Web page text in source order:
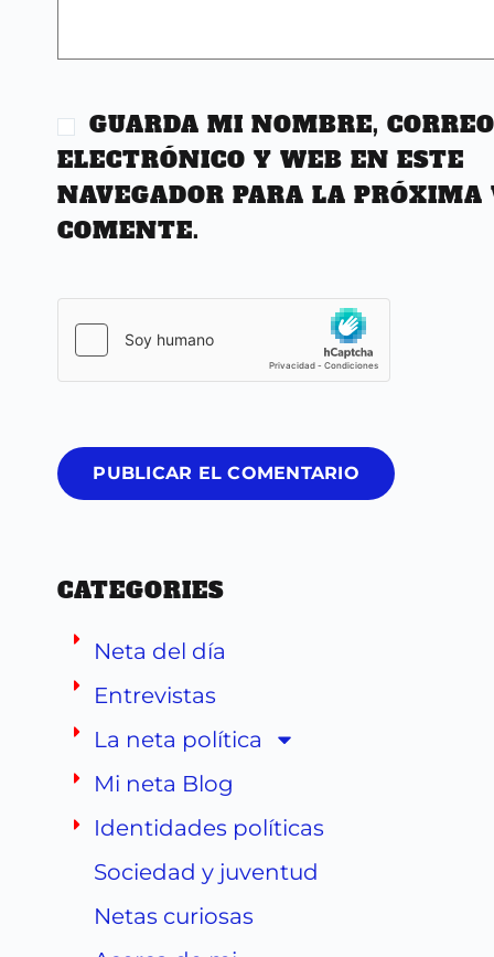
GUARDA MI NOMBRE, CORREO
ELECTRÓNICO Y WEB EN ESTE
NAVEGADOR PARA LA PRÓXIMA
COMENTE.
PUBLICAR EL COMENTARIO
CATEGORIES
Neta del día
Entrevistas
La neta política
Mi neta Blog
Identidades políticas
Sociedad y juventud
Netas curiosas